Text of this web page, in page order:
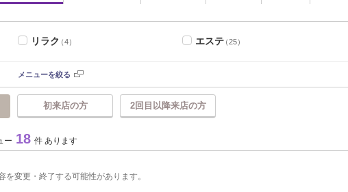
リラク（4） エステ（25）
メニューを絞る
初来店の方 2回目以降来店の方
ー 18 件 あります
を変更・終了する可能性があります。